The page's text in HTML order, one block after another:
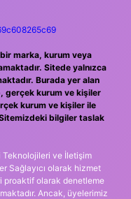
marka, kurum veya
Sitede yalnızca
Burada yer alan
gerçek kurum ve kişiler
kurum ve kişiler ile
bilgiler taslak
Teknolojileri ve İletişim
Sağlayıcı olarak hizmet
proaktif olarak denetleme
Ancak, üyelerimiz